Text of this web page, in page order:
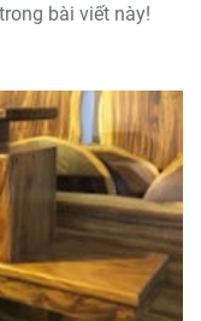
bài viết này!